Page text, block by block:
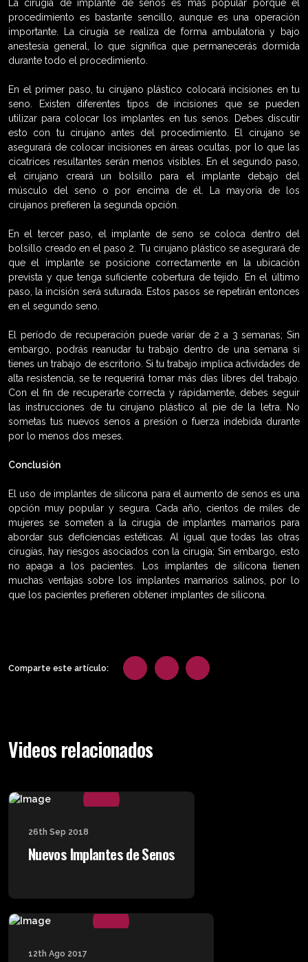
La cirugía de implante de senos es más popular porque el
procedimiento es bastante sencillo, aunque es una operación
importante. La cirugía se realiza de forma ambulatoria y bajo
anestesia general, lo que significa que permanecerás dormida
durante todo el procedimiento.
En el primer paso, tu cirujano plástico colocará incisiones en tu
seno. Existen diferentes tipos de incisiones que se pueden
utilizar para colocar los implantes en tus senos. Debes discutir
esto con tu cirujano antes del procedimiento. El cirujano se
asegurará de colocar incisiones en áreas ocultas, por lo que las
cicatrices resultantes serán menos visibles. En el segundo paso,
el cirujano creará un bolsillo para el implante debajo del
músculo del seno o por encima de él. La mayoría de los
cirujanos prefieren la segunda opción.
En el tercer paso, el implante de seno se coloca dentro del
bolsillo creado en el paso 2. Tu cirujano plástico se asegurará de
que el implante se posicione correctamente en la ubicación
prevista y que tenga suficiente cobertura de tejido. En el último
paso, la incisión será suturada. Estos pasos se repetirán entonces
en el segundo seno.
El período de recuperación puede variar de 2 a 3 semanas; Sin
embargo, podrás reanudar tu trabajo dentro de una semana si
tienes un trabajo de escritorio. Si tu trabajo implica actividades de
alta resistencia, se te requerirá tomar más días libres del trabajo.
Con el fin de recuperarte correcta y rápidamente, debes seguir
las instrucciones de tu cirujano plástico al pie de la letra. No
sometas tus nuevos senos a presión o fuerza indebida durante
por lo menos dos meses.
Conclusión
El uso de implantes de silicona para el aumento de senos es una
opción muy popular y segura. Cada año, cientos de miles de
mujeres se someten a la cirugía de implantes mamarios para
abordar sus deficiencias estéticas. Al igual que todas las otras
cirugías, hay riesgos asociados con la cirugía; Sin embargo, esto
no apaga a los pacientes. Los implantes de silicona tienen
muchas ventajas sobre los implantes mamarios salinos, por lo
que los pacientes prefieren obtener implantes de silicona.
Comparte este artículo:
Videos relacionados
26th Sep 2018
Nuevos Implantes de Senos
12th Ago 2017